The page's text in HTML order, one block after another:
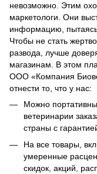
невозможно. Этим
маркетологи. Они
информацию, пытаясь
Чтобы не стать
развода, лучше
магазинам. В этом
ООО «Компания
отнести то, что у нас:
Можно
ветеринарии
страны с
На все товары,
умеренные
скидок, акций,